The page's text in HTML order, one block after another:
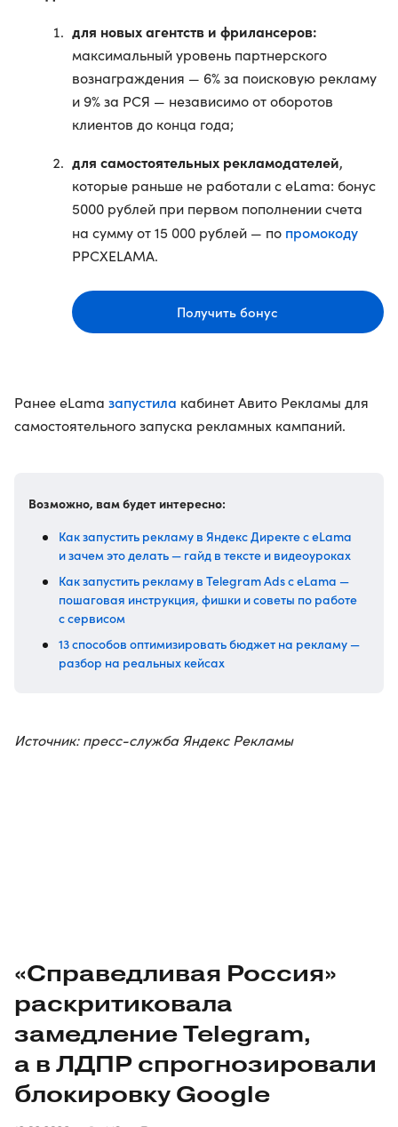
для новых агентств и фрилансеров:
максимальный уровень партнерского
вознаграждения — 6% за поисковую рекламу
и 9% за РСЯ — независимо от оборотов
клиентов до конца года;
для самостоятельных рекламодателей,
которые раньше не работали с eLama: бонус
5000 рублей при первом пополнении счета
на сумму от 15 000 рублей — по промокоду
PPCXELAMA.
Получить бонус
Ранее eLama запустила кабинет Авито Рекламы для
самостоятельного запуска рекламных кампаний.
Возможно, вам будет интересно:
Как запустить рекламу в Яндекс Директе с eLama
и зачем это делать — гайд в тексте и видеоуроках
Как запустить рекламу в Telegram Ads с eLama —
пошаговая инструкция, фишки и советы по работе
с сервисом
13 способов оптимизировать бюджет на рекламу —
разбор на реальных кейсах
Источник: пресс-служба Яндекс Рекламы
«Справедливая Россия»
раскритиковала
замедление Telegram,
а в ЛДПР спрогнозировали
блокировку Google